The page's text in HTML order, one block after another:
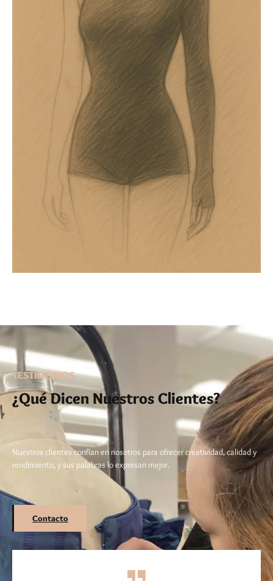
TESTIMONIOS
¿Qué Dicen Nuestros Clientes?
Nuestros clientes confían en nosotros para ofrecer creatividad, calidad y
rendimiento, y sus palabras lo expresan mejor.
Contacto